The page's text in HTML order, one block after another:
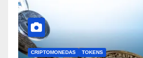
CRIPTOMONEDAS TOKENS